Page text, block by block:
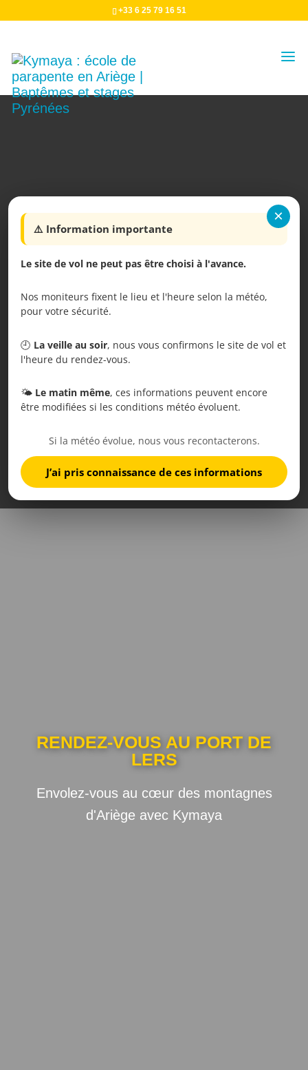
+33 6 25 79 16 51
×
⚠️ Information importante
Le site de vol ne peut pas être choisi à l'avance.
Nos moniteurs fixent le lieu et l'heure selon la météo,
pour votre sécurité.
🕘 La veille au soir, nous vous confirmons le site de vol et
l'heure du rendez-vous.
🌤️ Le matin même, ces informations peuvent encore
être modifiées si les conditions météo évoluent.
Si la météo évolue, nous vous recontacterons.
J’ai pris connaissance de ces informations
RENDEZ-VOUS AU PORT DE
LERS
Envolez-vous au cœur des montagnes
d'Ariège avec Kymaya